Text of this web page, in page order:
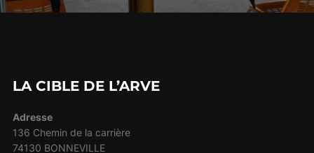
LA CIBLE DE L’ARVE
Adresse
136 Chemin de la carrière
74130 BONNEVILLE